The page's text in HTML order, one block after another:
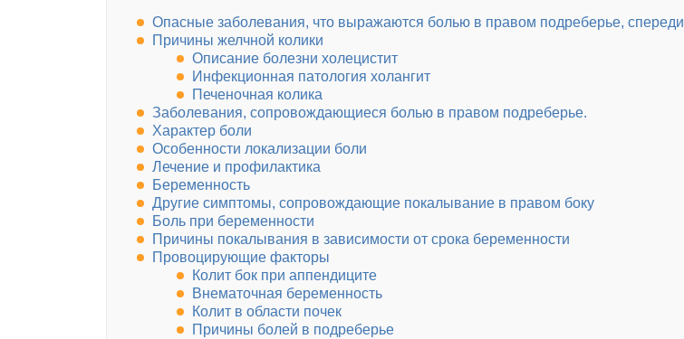
Опасные заболевания, что выражаются болью в правом подреберье, спереди
Причины желчной колики
Описание болезни холецистит
Инфекционная патология холангит
Печеночная колика
Заболевания, сопровождающиеся болью в правом подреберье.
Характер боли
Особенности локализации боли
Лечение и профилактика
Беременность
Другие симптомы, сопровождающие покалывание в правом боку
Боль при беременности
Причины покалывания в зависимости от срока беременности
Провоцирующие факторы
Колит бок при аппендиците
Внематочная беременность
Колит в области почек
Причины болей в подреберье